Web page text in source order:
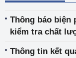
Thông báo biện
kiểm tra chất
Thông tin kết quả thực hiện nhiệm vụ cấp quốc